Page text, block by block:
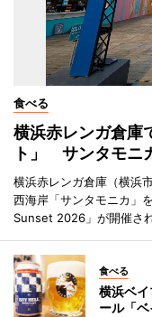
食べる
横浜赤レンガ倉庫
ト」 サンタモニ
横浜赤レンガ倉庫（横浜
西海岸「サンタモニカ」
Sunset 2026」が開催され
食べる
横浜ベ
ール「ベ